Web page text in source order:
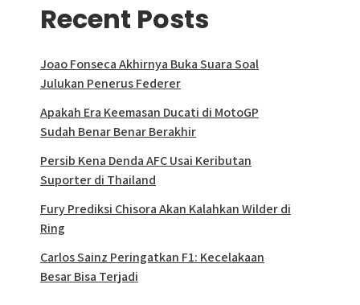
Recent Posts
Joao Fonseca Akhirnya Buka Suara Soal
Julukan Penerus Federer
Apakah Era Keemasan Ducati di MotoGP
Sudah Benar Benar Berakhir
Persib Kena Denda AFC Usai Keributan
Suporter di Thailand
Fury Prediksi Chisora Akan Kalahkan Wilder di
Ring
Carlos Sainz Peringatkan F1: Kecelakaan
Besar Bisa Terjadi